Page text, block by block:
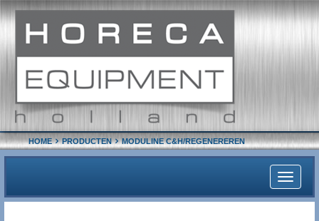
HOME PRODUCTEN MODULINE C&H/REGENEREREN
Toggle